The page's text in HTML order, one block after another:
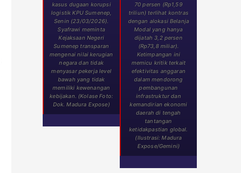
kasus dugaan korupsi
logistik KPU Sumenep,
Senin (23/03/2026).
Syafrawi meminta
Kejaksaan Negeri
Sumenep transparan
mengenai nilai kerugian
negara dan tidak
menyasar pekerja level
bawah yang tidak
memiliki kewenangan
kebijakan. (Kolase Foto:
Dok. Madura Expose)
70 persen (Rp1,59
triliun) terlihat kontras
dengan alokasi Belanja
Modal yang hanya
dijatah 3,2 persen
(Rp73,8 miliar).
Ketimpangan ini
memicu kritik terkait
efektivitas anggaran
dalam mendorong
pembangunan
infrastruktur dan
kemandirian ekonomi
daerah di tengah
tantangan
ketidakpastian global.
(Ilustrasi: Madura
Expose/Gemini)